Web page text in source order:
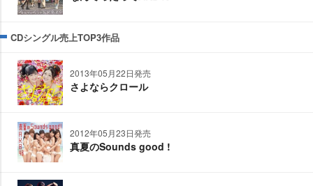
CDシングル売上TOP3作品
2013年05月22日発売
さよならクロール
2012年05月23日発売
真夏のSounds good !